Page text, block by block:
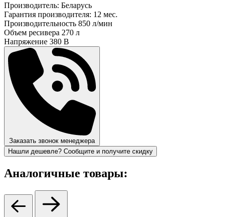
Производитель: Беларусь
Гарантия производителя: 12 мес.
Производительность 850 л/мин
Объем ресивера 270 л
Напряжение 380 В
Заказать звонок менеджера
Нашли дешевле? Сообщите и получите скидку
Аналогичные товары: